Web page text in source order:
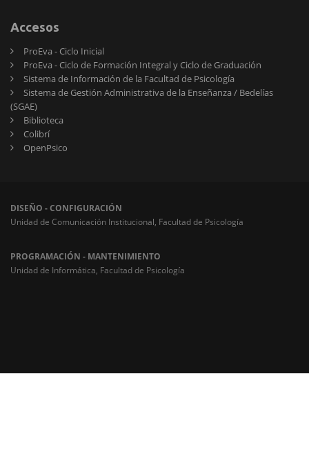
Accesos
ProEva - Ciclo Inicial
ProEva - Ciclo de Formación Integral y Ciclo de Graduación
Sistema de Información de la Facultad de Psicología
Sistema de Gestión Administrativa de la Enseñanza / Bedelías
(SGAE)
Biblioteca
Colibrí
OpenPsico
DISEÑO - CONFIGURACIÓN
Unidad de Comunicación Institucional, Facultad de Psicología
PROGRAMACIÓN - MANTENIMIENTO
Unidad de Informática, Facultad de Psicología